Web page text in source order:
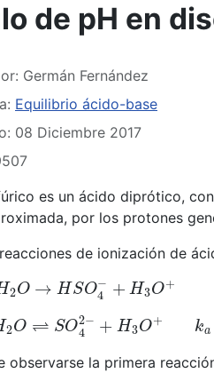
de pH en
Germán Fernández
Equilibrio ácido-base
08 Diciembre 2017
es un ácido diprótico,
por los protones
de ionización de
2 O→ SO4−+ 3O+
2 O O42 H3 O + k
observarse la primera